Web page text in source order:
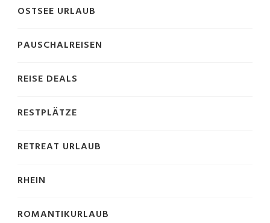
OSTSEE URLAUB
PAUSCHALREISEN
REISE DEALS
RESTPLÄTZE
RETREAT URLAUB
RHEIN
ROMANTIKURLAUB